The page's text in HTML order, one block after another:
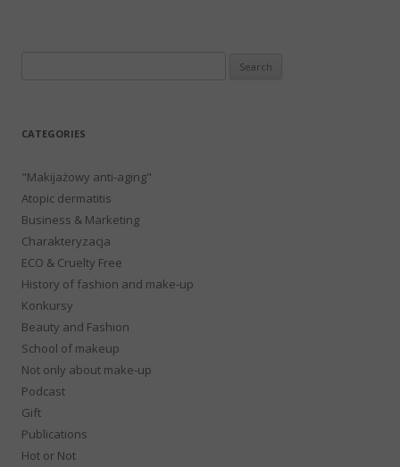
CATEGORIES
"Makijażowy anti-aging"
Atopic dermatitis
Business & Marketing
Charakteryzacja
ECO & Cruelty Free
History of fashion and make-up
Konkursy
Beauty and Fashion
School of makeup
Not only about make-up
Podcast
Gift
Publications
Hot or Not